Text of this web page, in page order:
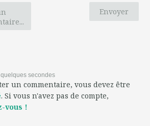
Envoyer
quelques secondes
un commentaire, vous devez être
. Si vous n'avez pas de compte,
vous !